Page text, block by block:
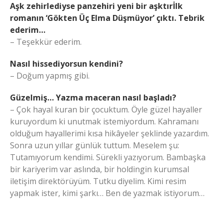
Aşk zehirlediyse panzehiri yeni bir aşktırİlk
romanın ‘Gökten Üç Elma Düşmüyor’ çıktı. Tebrik
ederim…
– Teşekkür ederim.
Nasıl hissediyorsun kendini?
– Doğum yapmış gibi.
Güzelmiş… Yazma maceran nasıl başladı?
– Çok hayal kuran bir çocuktum. Öyle güzel hayaller
kuruyordum ki unutmak istemiyordum. Kahramanı
olduğum hayallerimi kısa hikâyeler şeklinde yazardım.
Sonra uzun yıllar günlük tuttum. Meselem şu:
Tutamıyorum kendimi. Sürekli yazıyorum. Bambaşka
bir kariyerim var aslında, bir holdingin kurumsal
iletişim direktörüyüm. Tutku diyelim. Kimi resim
yapmak ister, kimi şarkı… Ben de yazmak istiyorum…